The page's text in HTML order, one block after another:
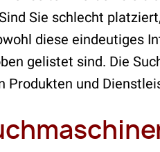
Sie schlecht
diese eindeutiges
gelistet sind. Die
Produkten und